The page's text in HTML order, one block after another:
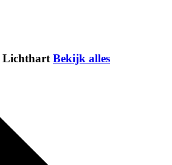
Lichthart Bekijk alles